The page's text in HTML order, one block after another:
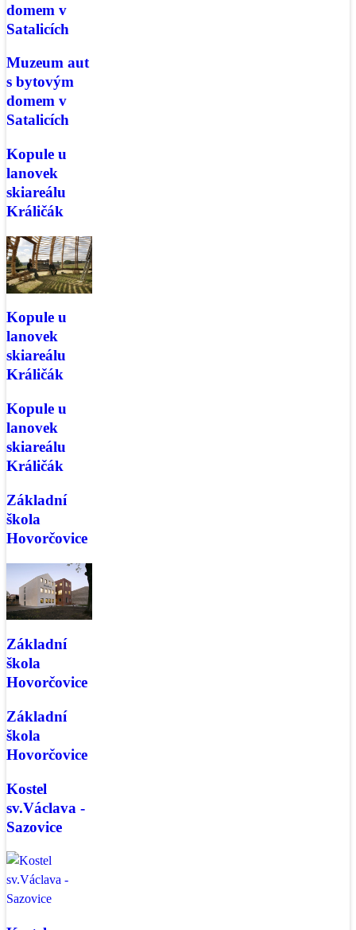
domem v
Satalicích
Muzeum aut
s bytovým
domem v
Satalicích
Kopule u
lanovek
skiareálu
Králičák
Kopule u
lanovek
skiareálu
Králičák
Kopule u
lanovek
skiareálu
Králičák
Základní
škola
Hovorčovice
Základní
škola
Hovorčovice
Základní
škola
Hovorčovice
Kostel
sv.Václava -
Sazovice